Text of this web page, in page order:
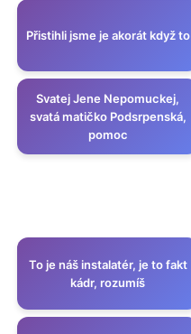
Přistihli jsme je akorát když to
Svatej Jene Nepomuckej,
svatá matičko Podsrpenská,
pomoc
To je náš instalatér, je to fakt
kádr, rozumíš